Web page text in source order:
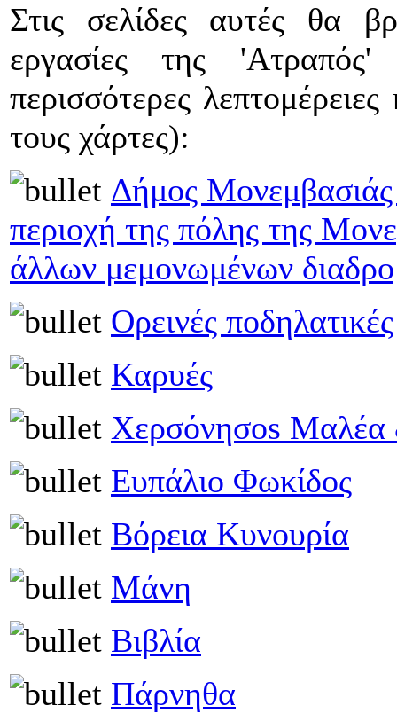
Στις σελίδες αυτές θα
εργασίες της
περισσότερες
τους χάρτες):
Δήμος
περιοχή της πόλης της
άλλων μεμονωμένων
Ορεινές
Καρυές
Χερσόνησοs
Ευπάλιο Φωκίδος
Βόρεια Κυνουρία
Μάνη
Βιβλία
Πάρνηθα